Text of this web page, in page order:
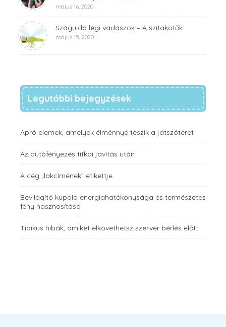
május 16, 2020
Száguldó légi vadászok – A szitakötők
május 15, 2020
Legutóbbi bejegyzések
Apró elemek, amelyek élménnyé teszik a játszóteret
Az autófényezés titkai javítás után
A cég „lakcímének” etikettje
Bevilágító kupola energiahatékonysága és természetes
fény hasznosítása
Tipikus hibák, amiket elkövethetsz szerver bérlés előtt